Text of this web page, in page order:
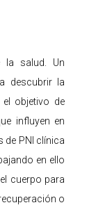
la salud. Un
descubrir la
objetivo de
influyen en
de PNI clínica
en ello
cuerpo para
o